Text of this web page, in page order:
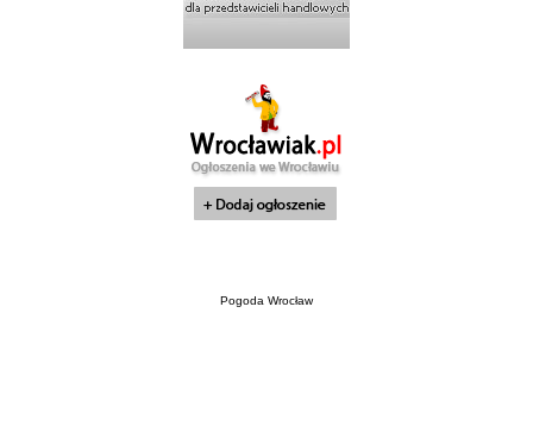
Pogoda Wrocław